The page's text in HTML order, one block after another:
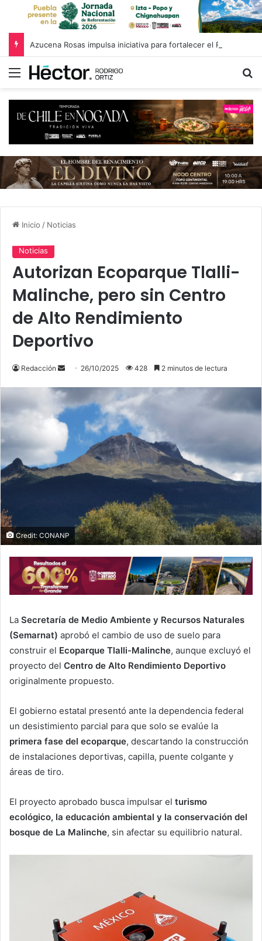
Menú
Inicio / Noticias
Noticias
Autorizan Ecoparque Tlalli-
Malinche, pero sin Centro
de Alto Rendimiento
Deportivo
Redacción
Send 26/10/2025 428 2 minutos de lectura
Credit: CONANP
La Secretaría de Medio Ambiente y Recursos Naturales
(Semarnat) aprobó el cambio de uso de suelo para
construir el Ecoparque Tlalli-Malinche, aunque excluyó el
proyecto del Centro de Alto Rendimiento Deportivo
originalmente propuesto.
El gobierno estatal presentó ante la dependencia federal
un desistimiento parcial para que solo se evalúe la
primera fase del ecoparque, descartando la construcción
de instalaciones deportivas, capilla, puente colgante y
áreas de tiro.
El proyecto aprobado busca impulsar el turismo
ecológico, la educación ambiental y la conservación del
bosque de La Malinche, sin afectar su equilibrio natural.